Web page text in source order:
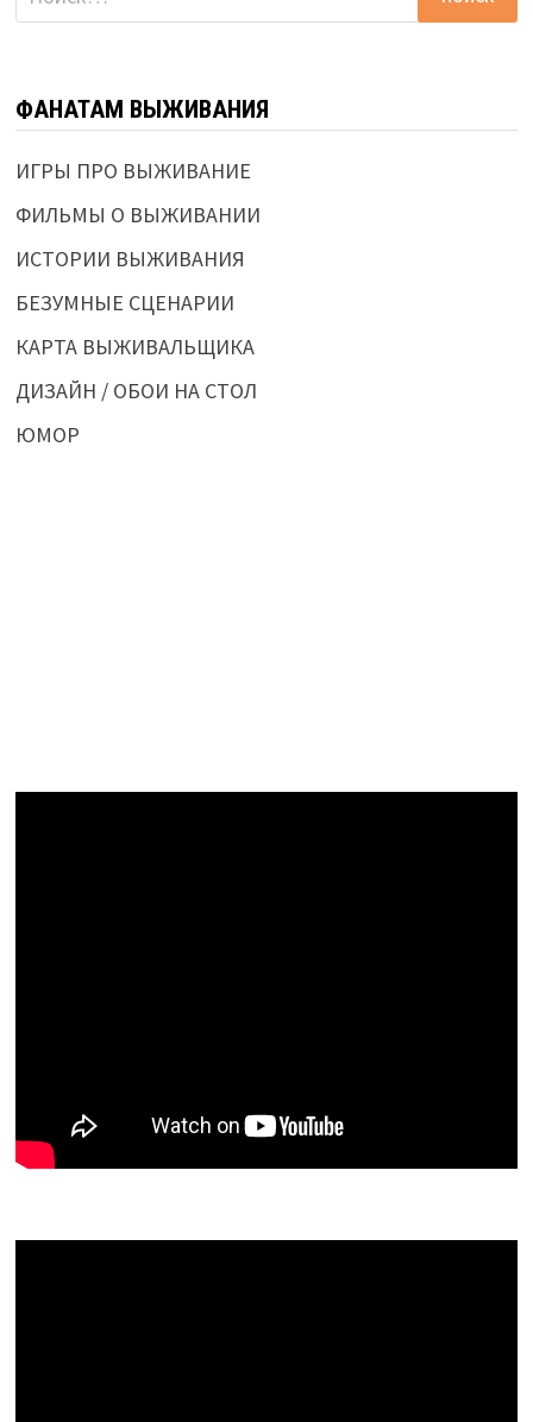
ФАНАТАМ ВЫЖИВАНИЯ
ИГРЫ ПРО ВЫЖИВАНИЕ
ФИЛЬМЫ О ВЫЖИВАНИИ
ИСТОРИИ ВЫЖИВАНИЯ
БЕЗУМНЫЕ СЦЕНАРИИ
КАРТА ВЫЖИВАЛЬЩИКА
ДИЗАЙН / ОБОИ НА СТОЛ
ЮМОР